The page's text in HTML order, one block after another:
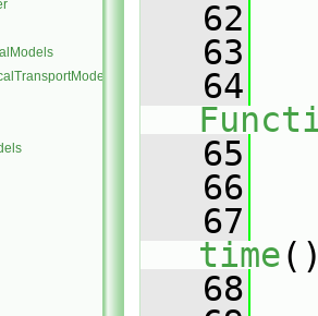
   62
   63
   64
   65
   66
   67
time
   68